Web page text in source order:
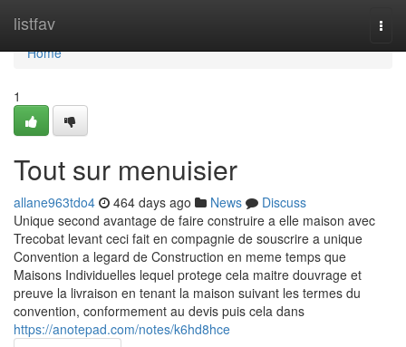
listfav
Home
Home
1
Tout sur menuisier
allane963tdo4 464 days ago News
Discuss
Unique second avantage de faire construire a elle maison avec
Trecobat levant ceci fait en compagnie de souscrire a unique
Convention a legard de Construction en meme temps que
Maisons Individuelles lequel protege cela maitre douvrage et
preuve la livraison en tenant la maison suivant les termes du
convention, conformement au devis puis cela dans
https://anotepad.com/notes/k6hd8hce